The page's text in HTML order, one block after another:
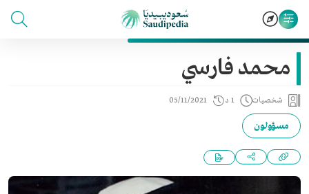
محمد فارسي
شخصيات 1 د 05/11/2021
مسؤولون